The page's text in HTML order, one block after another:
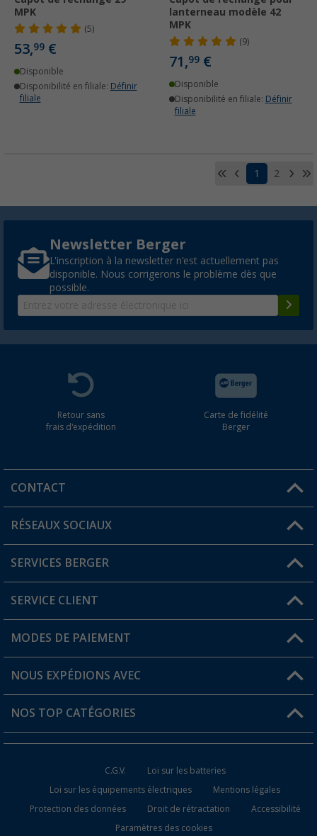
MPK
(5)
53,99 €
Disponible
Disponibilité en filiale: Définir
filiale
lanterneau modèle 42
MPK
(9)
71,99 €
Disponible
Disponibilité en filiale: Définir
filiale
1 2
Newsletter Berger
L'inscription à la newsletter n'est actuellement pas
disponible. Nous corrigerons le problème dès que
possible.
Retour sans
frais d'expédition
Carte de fidélité
Berger
CONTACT
Une question ?
Trouver une magasin
RÉSEAUX SOCIAUX
SERVICES BERGER
Devenir revendeur
Mon compte
Carte de fidélité Berger
SERVICE CLIENT
FAQ et contact
Informations sur l'expédition
Statut de la commande
MODES DE PAIEMENT
NOUS EXPÉDIONS AVEC
NOS TOP CATÉGORIES
Accessoires de cuisine de camping
Meubles de camping
C.G.V.
Loi sur les batteries
Loi sur les équipements électriques
Mentions légales
Protection des données
Droit de rétractation
Accessibilité
Paramètres des cookies